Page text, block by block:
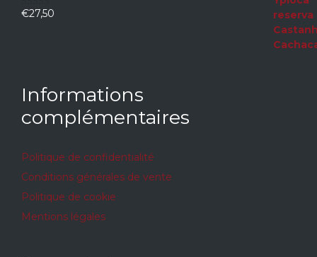
0
€27,50
Informations
complémentaires
Politique de confidentialité
Conditions générales de vente
Politique de cookie
Mentions légales